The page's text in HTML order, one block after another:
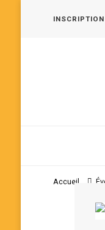
Accueil